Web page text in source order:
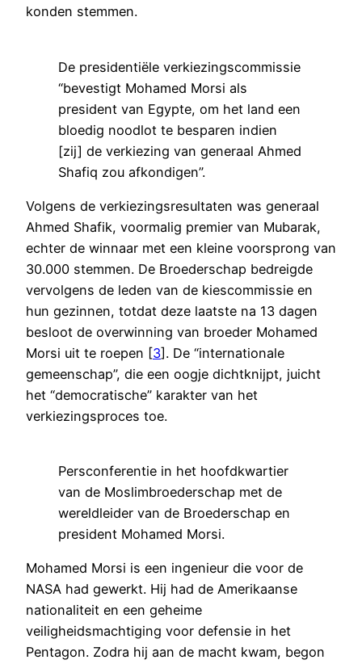
konden stemmen.
De presidentiële verkiezingscommissie
“bevestigt Mohamed Morsi als
president van Egypte, om het land een
bloedig noodlot te besparen indien
[zij] de verkiezing van generaal Ahmed
Shafiq zou afkondigen”.
Volgens de verkiezingsresultaten was generaal
Ahmed Shafik, voormalig premier van Mubarak,
echter de winnaar met een kleine voorsprong van
30.000 stemmen. De Broederschap bedreigde
vervolgens de leden van de kiescommissie en
hun gezinnen, totdat deze laatste na 13 dagen
besloot de overwinning van broeder Mohamed
Morsi uit te roepen [3]. De “internationale
gemeenschap”, die een oogje dichtknijpt, juicht
het “democratische” karakter van het
verkiezingsproces toe.
Persconferentie in het hoofdkwartier
van de Moslimbroederschap met de
wereldleider van de Broederschap en
president Mohamed Morsi.
Mohamed Morsi is een ingenieur die voor de
NASA had gewerkt. Hij had de Amerikaanse
nationaliteit en een geheime
veiligheidsmachtiging voor defensie in het
Pentagon. Zodra hij aan de macht kwam, begon